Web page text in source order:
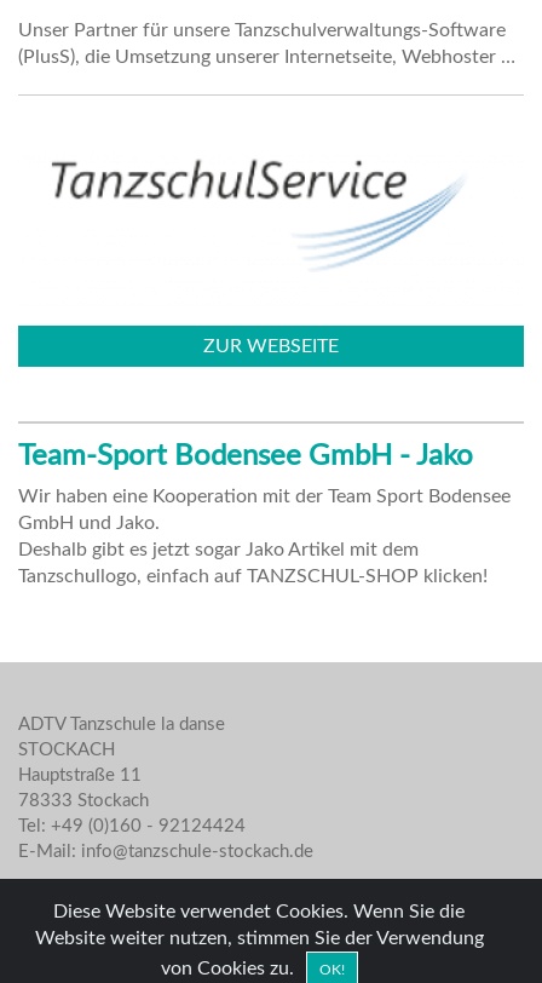
Unser Partner für unsere Tanzschulverwaltungs-Software
(PlusS), die Umsetzung unserer Internetseite, Webhoster …
ZUR WEBSEITE
Team-Sport Bodensee GmbH - Jako
Wir haben eine Kooperation mit der Team Sport Bodensee
GmbH und Jako.
Deshalb gibt es jetzt sogar Jako Artikel mit dem
Tanzschullogo, einfach auf TANZSCHUL-SHOP klicken!
ADTV Tanzschule la danse
STOCKACH
Hauptstraße 11
78333 Stockach
Tel: +49 (0)160 - 92124424
E-Mail: info@tanzschule-stockach.de
Diese Website verwendet Cookies. Wenn Sie die
Website weiter nutzen, stimmen Sie der Verwendung
von Cookies zu.
OK!